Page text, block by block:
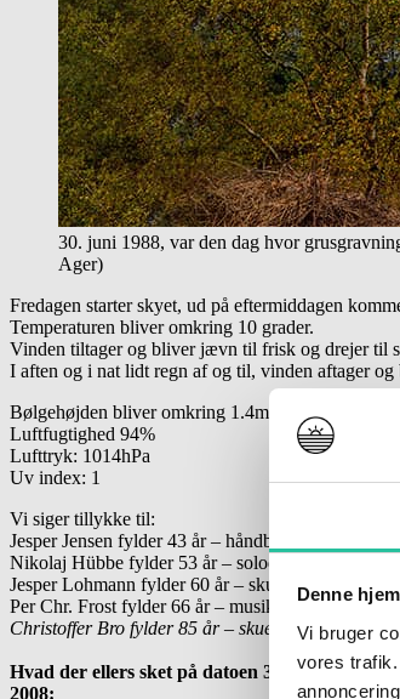
Denne
Vi bruger
vores
30. juni 1988, var den dag hvor
Ager)
Fredagen starter skyet, ud på eftermiddagen
Temperaturen bliver omkring 10 grader.
Vinden tiltager og bliver jævn til frisk og drejer til
I aften og i nat lidt regn af og til, vinden aftager
Bølgehøjden bliver omkring 1.4m
Luftfugtighed 94%
Lufttryk: 1014hPa
Uv index: 1
Vi siger tillykke til:
Jesper Jensen fylder 43 år – håndboldspiller og -
Nikolaj Hübbe fylder 53 år – solodanser,
Jesper Lohmann fylder 60 år – skuespiller
Per Chr. Frost fylder 66 år – musiker, guitarist i
Christoffer Bro fylder 85 år – skuespiller,
Hvad der ellers sket på datoen 30. oktober
2008: